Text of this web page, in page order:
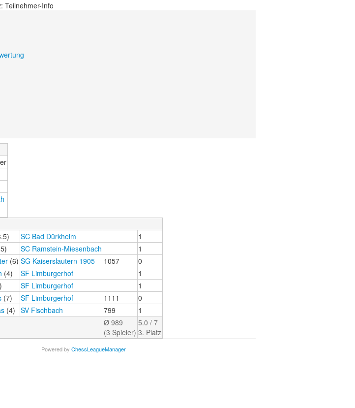
Teilnehmer-Info
SC Bad Dürkheim
1
SC Ramstein-Miesenbach
1
(6) SG Kaiserslautern 1905 1057
0
(4) SF Limburgerhof
1
SF Limburgerhof
1
(7) SF Limburgerhof 1111
0
(4) SV Fischbach 799
1
Ø 989
(3 Spieler)
5.0 / 7
3. Platz
Powered by ChessLeagueManager